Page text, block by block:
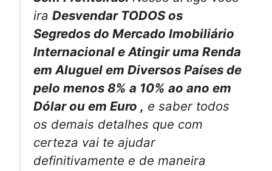
ira Desvendar TODOS os
Segredos do Mercado Imobiliário
Internacional e Atingir uma Renda
em Aluguel em Diversos Países de
pelo menos 8% a 10% ao ano em
Dólar ou em Euro , e saber todos
os demais detalhes que com
certeza vai te ajudar
definitivamente e de maneira